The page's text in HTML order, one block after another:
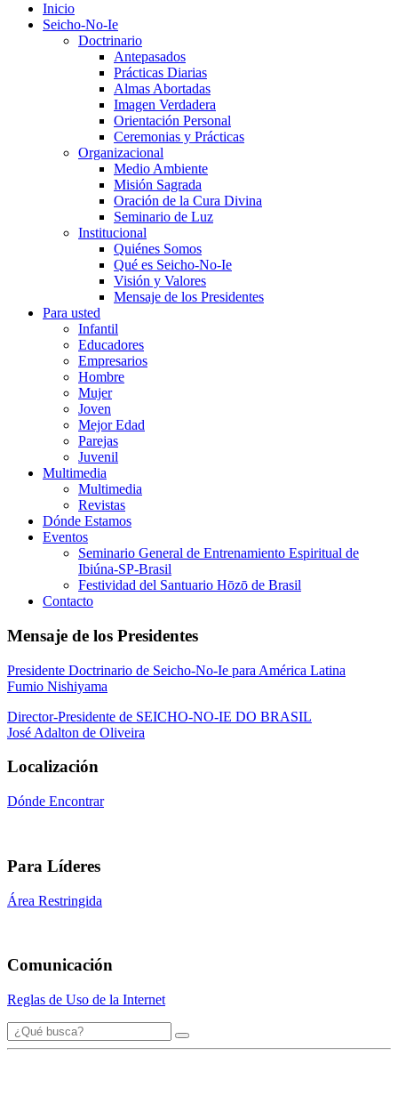
Inicio
Seicho-No-Ie
Doctrinario
Antepasados
Prácticas Diarias
Almas Abortadas
Imagen Verdadera
Orientación Personal
Ceremonias y Prácticas
Organizacional
Medio Ambiente
Misión Sagrada
Oración de la Cura Divina
Seminario de Luz
Institucional
Quiénes Somos
Qué es Seicho-No-Ie
Visión y Valores
Mensaje de los Presidentes
Para usted
Infantil
Educadores
Empresarios
Hombre
Mujer
Joven
Mejor Edad
Parejas
Juvenil
Multimedia
Multimedia
Revistas
Dónde Estamos
Eventos
Seminario General de Entrenamiento Espiritual de
Ibiúna-SP-Brasil
Festividad del Santuario Hōzō de Brasil
Contacto
Mensaje de los Presidentes
Presidente Doctrinario de Seicho-No-Ie para América Latina
Fumio Nishiyama
Director-Presidente de SEICHO-NO-IE DO BRASIL
José Adalton de Oliveira
Localización
Dónde Encontrar
Para Líderes
Área Restringida
Comunicación
Reglas de Uso de la Internet